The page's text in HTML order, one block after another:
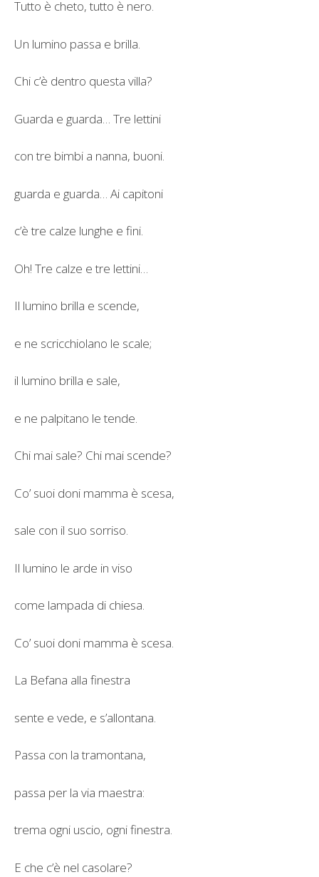
Tutto è cheto, tutto è nero.
Un lumino passa e brilla.
Chi c’è dentro questa villa?
Guarda e guarda… Tre lettini
con tre bimbi a nanna, buoni.
guarda e guarda… Ai capitoni
c’è tre calze lunghe e fini.
Oh! Tre calze e tre lettini…
Il lumino brilla e scende,
e ne scricchiolano le scale;
il lumino brilla e sale,
e ne palpitano le tende.
Chi mai sale? Chi mai scende?
Co’ suoi doni mamma è scesa,
sale con il suo sorriso.
Il lumino le arde in viso
come lampada di chiesa.
Co’ suoi doni mamma è scesa.
La Befana alla finestra
sente e vede, e s’allontana.
Passa con la tramontana,
passa per la via maestra:
trema ogni uscio, ogni finestra.
E che c’è nel casolare?